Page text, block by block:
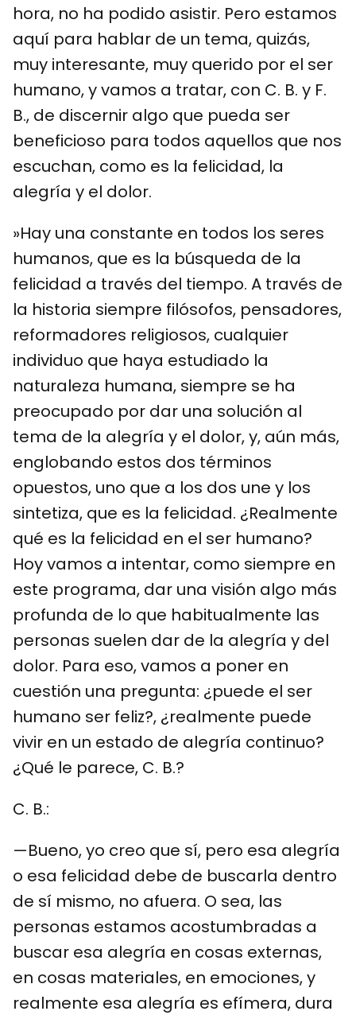
hora, no ha podido asistir. Pero estamos
aquí para hablar de un tema, quizás,
muy interesante, muy querido por el ser
humano, y vamos a tratar, con C. B. y F.
B., de discernir algo que pueda ser
beneficioso para todos aquellos que nos
escuchan, como es la felicidad, la
alegría y el dolor.
»Hay una constante en todos los seres
humanos, que es la búsqueda de la
felicidad a través del tiempo. A través de
la historia siempre filósofos, pensadores,
reformadores religiosos, cualquier
individuo que haya estudiado la
naturaleza humana, siempre se ha
preocupado por dar una solución al
tema de la alegría y el dolor, y, aún más,
englobando estos dos términos
opuestos, uno que a los dos une y los
sintetiza, que es la felicidad. ¿Realmente
qué es la felicidad en el ser humano?
Hoy vamos a intentar, como siempre en
este programa, dar una visión algo más
profunda de lo que habitualmente las
personas suelen dar de la alegría y del
dolor. Para eso, vamos a poner en
cuestión una pregunta: ¿puede el ser
humano ser feliz?, ¿realmente puede
vivir en un estado de alegría continuo?
¿Qué le parece, C. B.?
C. B.:
—Bueno, yo creo que sí, pero esa alegría
o esa felicidad debe de buscarla dentro
de sí mismo, no afuera. O sea, las
personas estamos acostumbradas a
buscar esa alegría en cosas externas,
en cosas materiales, en emociones, y
realmente esa alegría es efímera, dura